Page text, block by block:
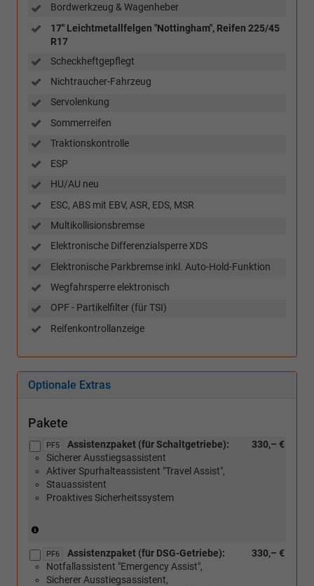
Bordwerkzeug & Wagenheber
17" Leichtmetallfelgen "Nottingham", Reifen 225/45
R17
Scheckheftgepflegt
Nichtraucher-Fahrzeug
Servolenkung
Sommerreifen
Traktionskontrolle
ESP
HU/AU neu
ESC, ABS mit EBV, ASR, EDS, MSR
Multikollisionsbremse
Elektronische Differenzialsperre XDS
Elektronische Parkbremse inkl. Auto-Hold-Funktion
Wegfahrsperre elektronisch
OPF - Partikelfilter (für TSI)
Reifenkontrollanzeige
Optionale Extras
Pakete
PF5 330,– €
Assistenzpaket (für Schaltgetriebe):
Sicherer Ausstiegsassistent
Aktiver Spurhalteassistent "Travel Assist",
Stauassistent
Proaktives Sicherheitssystem
Schaltgetriebe)
PF6 330,– €
Assistenzpaket (für DSG-Getriebe):
Notfallassistent "Emergency Assist",
Sicherer Ausstiegsassistent,